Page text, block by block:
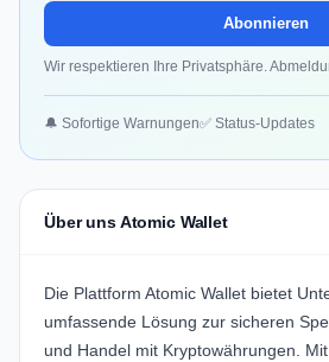
Abonnieren
Wir respektieren Ihre Privatsphäre.
🔔 Sofortige Warnungen✅ Status-Updates
Über uns Atomic Wallet
Die Plattform Atomic Wallet bietet
umfassende Lösung zur sicheren
und Handel mit Kryptowährungen.